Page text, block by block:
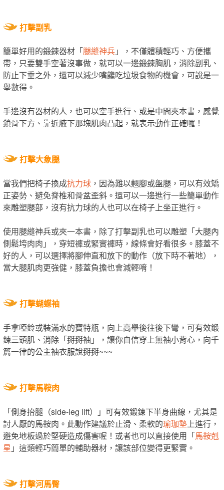
打擊副乳
簡單好用的鍛鍊器材「腿縫神兵」，不僅體積輕巧、方便攜
帶，只要雙手空著沒事做，就可以一邊鍛鍊胸肌，消除副乳、
防止下垂之外，還可以減少嘴饞吃垃圾食物的機會，可說是一
舉數得。
手邊沒有器材的人，也可以空手進行、或是中間夾本書，感覺
鎖骨下方、靠近腋下那塊肌肉凸起，就表示動作正確囉！
打擊大象腿
當我們把椅子換成抗力球 ，因為難以翹腳或盤腿，可以有效矯
正姿勢、避免脊椎和骨盆歪斜。還可以一邊進行一些簡單動作
來雕塑腿部，沒有抗力球的人也可以在椅子上坐正進行。
使用腿縫神兵或夾一本書，除了打擊副乳也可以雕塑「大腿內
側鬆垮肉肉」，穿短褲或緊實褲時，線條會好看很多。膝蓋不
好的人，可以選擇將腳伸直和放下的動作（放下時不著地），
當大腿肌肉更強健，膝蓋負擔也會減輕唷！
打擊蝴蝶袖
手拿啞鈴或裝滿水的寶特瓶，向上高舉後往後下彎，可有效鍛
鍊三頭肌、消除「掰掰袖」，讓你自信穿上無袖小背心，向千
篇一律的公主袖衣服說掰掰~~~
打擊馬鞍肉
「側身抬腿（side-leg lift）」可有效鍛鍊下半身曲線，尤其是
討人厭的馬鞍肉。此動作建議於止滑、柔軟的瑜珈墊上進行，
避免地板過於堅硬造成傷害喔！或者也可以直接使用「馬鞍剋
星 」這類輕巧簡單的輔助器材，讓該部位變得更緊實。
打擊河馬臀